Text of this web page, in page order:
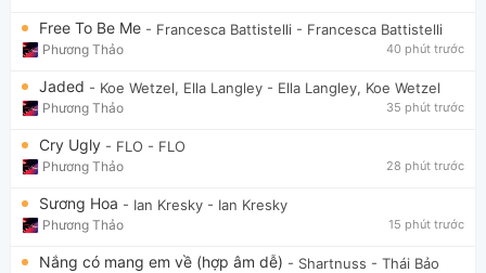
Free To Be Me - Francesca Battistelli - Francesca Battistelli
Phương Thảo 40 phút trước
Jaded - Koe Wetzel, Ella Langley - Ella Langley, Koe Wetzel
Phương Thảo 35 phút trước
Cry Ugly - FLO - FLO
Phương Thảo 28 phút trước
Sương Hoa - Ian Kresky - Ian Kresky
Phương Thảo 15 phút trước
Nắng có mang em về (hợp âm dễ) - Shartnuss - Thái Bảo